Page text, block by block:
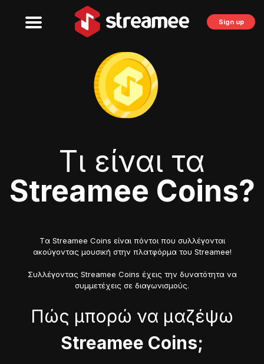
Sign up
Τι είναι τα
Streamee Coins?
Tα Streamee Coins είναι πόντοι που συλλέγονται
ακούγοντας μουσική στην πλατφόρμα του Streamee!
Συλλέγοντας Streamee Coins έχεις την δυνατότητα να
συμμετέχεις σε διαγωνισμούς.
Πώς μπορώ να μαζέψω
Streamee Coins;